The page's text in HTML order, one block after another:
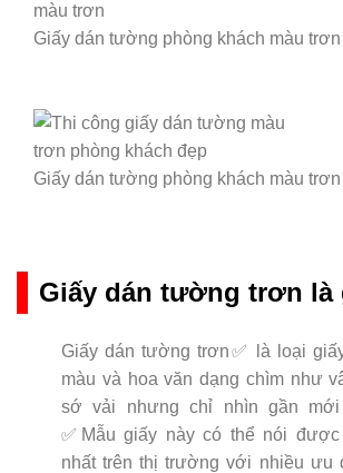
Giấy dán tường phòng khách màu
Giấy dán tường phòng khách màu trơn
Giấy dán tường trơn là
Giấy dán tường trơn✅ là loại
màu và hoa văn dạng chìm như
sớ vải nhưng chỉ nhìn gần
✅Mẫu giấy này có thể nói
nhất trên thị trường với nhiều ưu